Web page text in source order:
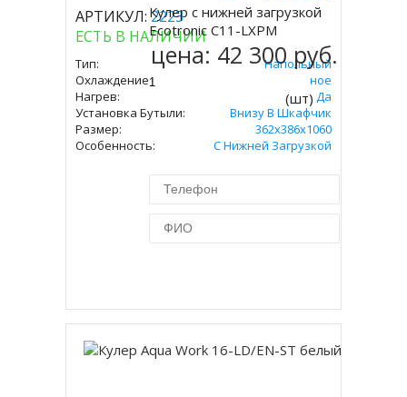
АРТИКУЛ:2223
ЕСТЬ В НАЛИЧИИ
Тип:
Напольный
Охлаждение:
Компрессорное
Нагрев:
Да
Установка Бутыли:
Внизу В Шкафчик
Размер:
362x386х1060
Особенность:
С Нижней Загрузкой
Купить
Кулер с нижней загрузкой
Ecotronic C11-LXPM
цена: 42 300 руб.
(шт)